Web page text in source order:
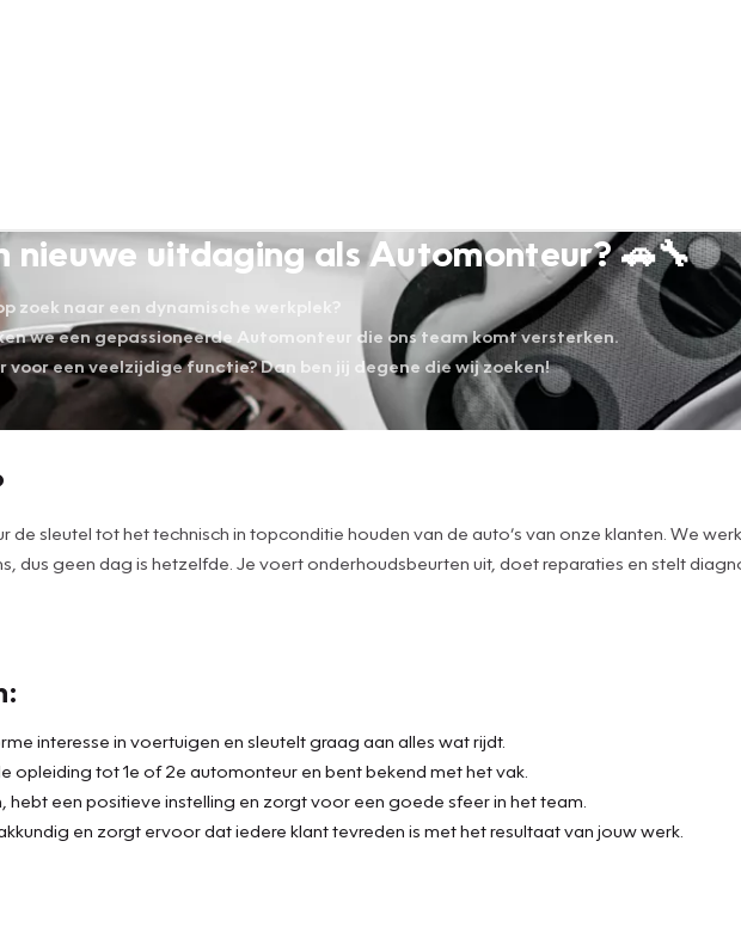
nieuwe uitdaging als Automonteur? 🚗🔧
zoek naar een dynamische werkplek?
we een gepassioneerde Automonteur die ons team komt versterken.
voor een veelzijdige functie? Dan ben jij degene die wij zoeken!
de sleutel tot het technisch in topconditie houden van de auto’s van onze klanten. We
dus geen dag is hetzelfde. Je voert onderhoudsbeurten uit, doet reparaties en stelt
interesse in voertuigen en sleutelt graag aan alles wat rijdt.
opleiding tot 1e of 2e automonteur en bent bekend met het vak.
hebt een positieve instelling en zorgt voor een goede sfeer in het team.
en zorgt ervoor dat iedere klant tevreden is met het resultaat van jouw werk.